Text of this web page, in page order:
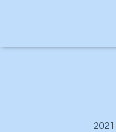
2021